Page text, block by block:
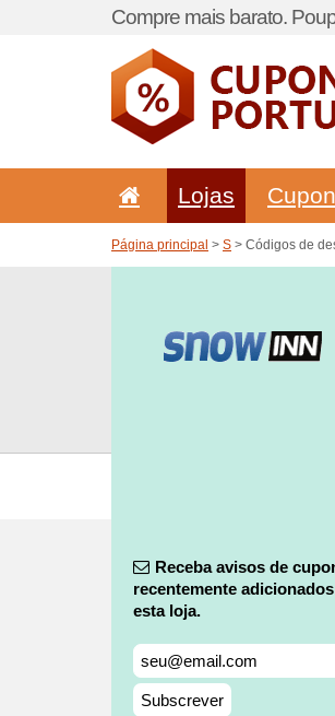
Compre mais barato.
Lojas
Página principal > S > Códigos de
Receba avisos de
recentemente
esta loja.
Subscrever